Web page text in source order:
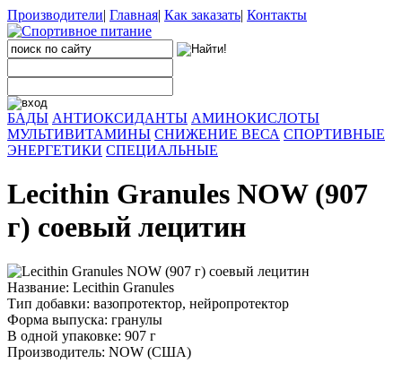
Производители| Главная| Как заказать| Контакты
БАДЫ АНТИОКСИДАНТЫ АМИНОКИСЛОТЫ
МУЛЬТИВИТАМИНЫ СНИЖЕНИЕ ВЕСА СПОРТИВНЫЕ
ЭНЕРГЕТИКИ СПЕЦИАЛЬНЫЕ
Lecithin Granules NOW (907
г) соевый лецитин
Название: Lecithin Granules
Тип добавки: вазопротектор, нейропротектор
Форма выпуска: гранулы
В одной упаковке: 907 г
Производитель: NOW (США)